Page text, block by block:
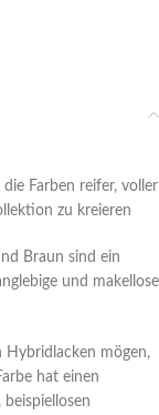
Farben reifer, voller
zu kreieren
Braun sind ein
und makellose
Hybridlacken mögen,
hat einen